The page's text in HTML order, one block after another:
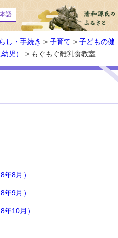
語
し・手続き > 子育て > 子どもの健
児） > もぐもぐ離乳食教室
年8月）
年9月）
年10月）